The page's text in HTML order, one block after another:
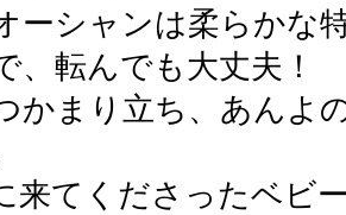
ーシャンは柔らかな
、転んでも大丈夫！
かまり立ち、あんよ
来てくださったベビ